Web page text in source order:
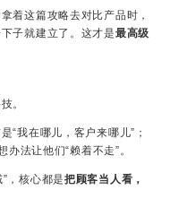
着这篇攻略去对比产品时，
子就建立了。这才是最高级
。
“我在哪儿，客户来哪儿”；
办法让他们“赖着不走”。
，核心都是把顾客当人看，